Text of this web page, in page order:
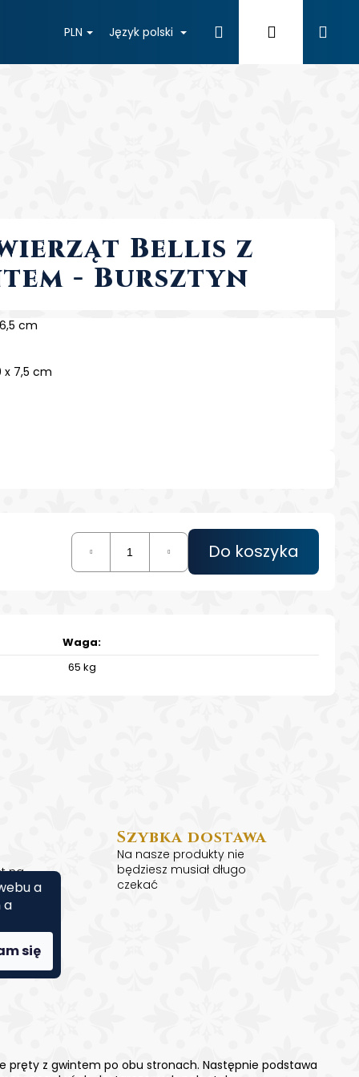
a
a
się
PLN Język polski SzukajZaloguj
Bellis z
- Bursztyn
cm
x 7,5 cm
Do koszyka
Waga:
65 kg
na
Szybka dostawa
Na nasze produkty nie
będziesz musiał długo
czekać
pręty z gwintem po obu stronach. Następnie podstawa
CZARNY Z GRAWEREM
GRAVÍROVÁNÍ